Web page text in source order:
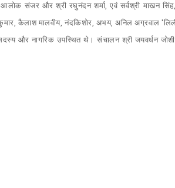
संजर और श्री रघुनंदन शर्मा, एवं सर्वश्री माखन सिंह,
कैलाश मालवीय, नंदकिशोर, अभय, अनिल अग्रवाल 'लिली',
और नागरिक उपस्थित थे। संचालन श्री जयवर्धन जोशी